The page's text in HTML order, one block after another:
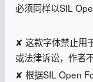
必须同样以SIL
✘ 这款字体禁止用
或法律诉讼，作者
✘ 根据SIL Open